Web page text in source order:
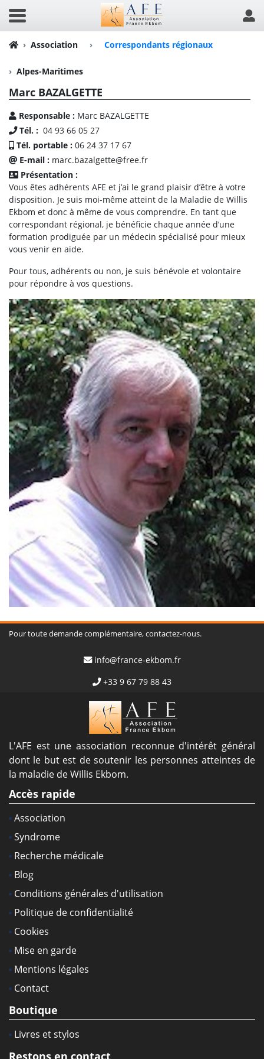
Association › Correspondants régionaux
Alpes-Maritimes
Marc BAZALGETTE
Responsable : Marc BAZALGETTE
Tél. : 04 93 66 05 27
Tél. portable : 06 24 37 17 67
E-mail : marc.bazalgette@free.fr
Présentation :
Vous êtes adhérents AFE et j’ai le grand plaisir d’être à votre
disposition. Je suis moi-même atteint de la Maladie de Willis
Ekbom et donc à même de vous comprendre. En tant que
correspondant régional, je bénéficie chaque année d’une
formation prodiguée par un médecin spécialisé pour mieux
vous venir en aide.
Pour tous, adhérents ou non, je suis bénévole et volontaire
pour répondre à vos questions.
Pour toute demande complémentaire, contactez-nous.
info@france-ekbom.fr
+33 9 67 79 88 43
L'AFE est une association reconnue d'intérêt général
dont le but est de soutenir les personnes atteintes de
la maladie de Willis Ekbom.
Accès rapide
Association
Syndrome
Recherche médicale
Blog
Conditions générales d'utilisation
Politique de confidentialité
Cookies
Mise en garde
Mentions légales
Contact
Boutique
Livres et stylos
Restons en contact